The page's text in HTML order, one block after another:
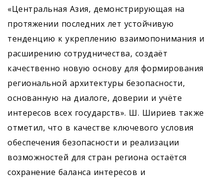
«Центральная Азия, демонстрирующая на
протяжении последних лет устойчивую
тенденцию к укреплению взаимопонимания и
расширению сотрудничества, создаёт
качественно новую основу для формирования
региональной архитектуры безопасности,
основанную на диалоге, доверии и учёте
интересов всех государств». Ш. Шириев также
отметил, что в качестве ключевого условия
обеспечения безопасности и реализации
возможностей для стран региона остаётся
сохранение баланса интересов и